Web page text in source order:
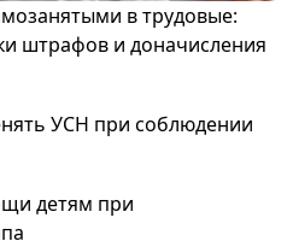
в трудовые:
штрафов и доначисления
УСН при соблюдении
детям при